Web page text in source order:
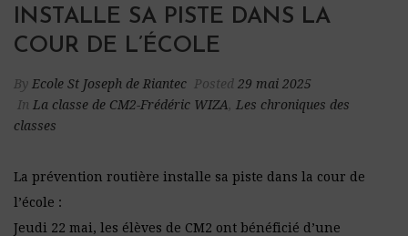
INSTALLE SA PISTE DANS LA
COUR DE L’ÉCOLE
By Ecole St Joseph de Riantec Posted 29 mai 2025
In La classe de CM2-Frédéric WIZA, Les chroniques des
classes
La prévention routière installe sa piste dans la cour de
l’école :
Jeudi 22 mai, les élèves de CM2 ont bénéficié d’une